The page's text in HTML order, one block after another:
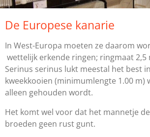
De Europese kanarie
In West-Europa moeten ze daarom
wettelijk erkende ringen; ringmaat 2,5
Serinus serinus lukt meestal het best
kweekkooien (minimumlengte 1.00 m)
alleen gehouden wordt.
Het komt wel voor dat het mannetje
broeden geen rust gunt.